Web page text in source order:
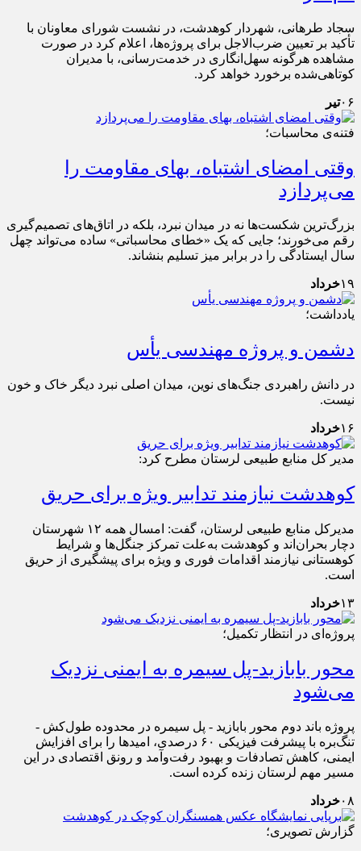
سجاد طرهانی، شهردار کوهدشت، در نشست شورای معاونان با
تأکید بر تعیین ضرب‌الاجل برای پروژه‌ها، اعلام کرد در صورت
مشاهده هرگونه سهل‌انگاری در خدمت‌رسانی، با مدیران
کوتاهی‌شده برخورد خواهد کرد.
۰۶تیر
فتنه‌ی محاسبات؛
وقتی امضای اشتباه، بهای مقاومت را
می‌پردازد
بزرگ‌ترین شکست‌ها نه در میدان نبرد، بلکه در اتاق‌های تصمیم‌گیری
رقم می‌خورند؛ جایی که یک «خطای محاسباتی» ساده می‌تواند چهل
سال ایستادگی را در برابر میز تسلیم بنشاند.
۱۹خرداد
یادداشت؛
دشمن و پروژه مهندسی یأس
در دانش راهبردی جنگ‌های نوین، میدان اصلی نبرد دیگر خاک و خون
نیست.
۱۶خرداد
مدیر کل منابع طبیعی لرستان مطرح کرد:
کوهدشت نیازمند تدابیر ویژه برای حریق
مدیرکل منابع طبیعی لرستان، گفت: امسال همه ۱۲ شهرستان
دچار بحران‌اند و کوهدشت به‌علت تمرکز جنگل‌ها و شرایط
کوهستانی نیازمند اقدامات فوری و ویژه برای پیشگیری از حریق
است.
۱۳خرداد
پروژه‌ای در انتظار تکمیل؛
محور بابازید-پل سیمره به ایمنی نزدیک
می‌شود
پروژه باند دوم محور بابازید - پل سیمره در محدوده طول‌کش -
تنگ‌بره با پیشرفت فیزیکی ۶۰ درصدی، امیدها را برای افزایش
ایمنی، کاهش تصادفات و بهبود رفت‌وآمد و رونق اقتصادی در این
مسیر مهم لرستان زنده کرده است.
۰۸خرداد
گزارش تصویری؛